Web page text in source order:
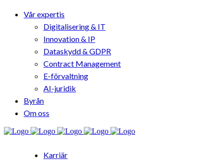
Vår expertis
Digitalisering & IT
Innovation & IP
Dataskydd & GDPR
Contract Management
E-förvaltning
AI-juridik
Byrån
Om oss
Karriär